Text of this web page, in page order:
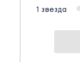
1 звезда